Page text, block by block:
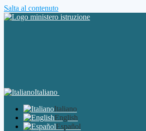
Salta al contenuto
Italiano
Italiano
English
Español